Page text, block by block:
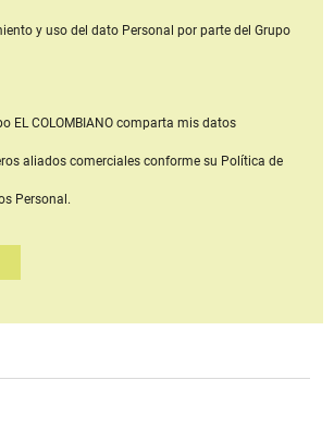
y uso del dato Personal por parte del Grupo
EL COLOMBIANOcomparta mis datos
aliados comerciales conforme su Política de
Personal.